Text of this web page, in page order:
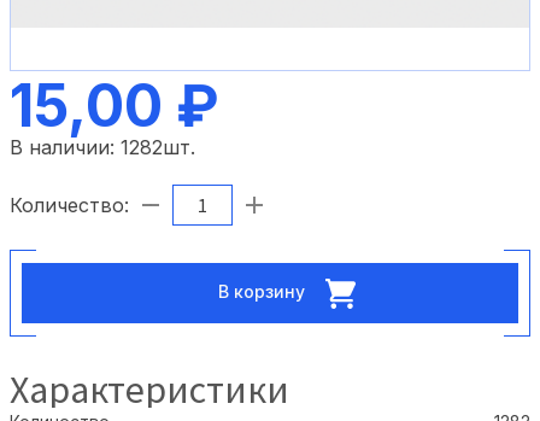
15,00 ₽
В наличии: 1282шт.
Количество:
В корзину
Характеристики